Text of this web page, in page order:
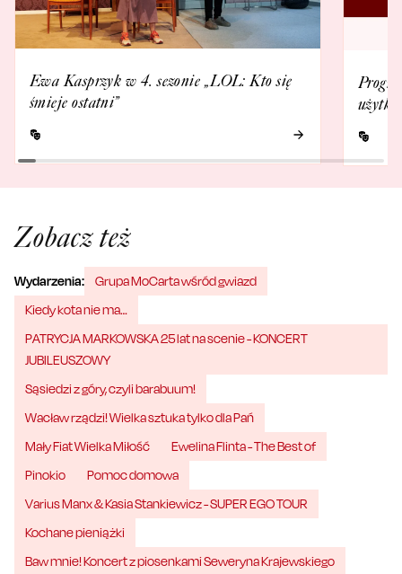
Ewa Kasprzyk w 4. sezonie „LOL: Kto się
śmieje ostatni”
Zobacz też
Wydarzenia:
Grupa MoCarta wśród gwiazd
Kiedy kota nie ma…
PATRYCJA MARKOWSKA 25 lat na scenie - KONCERT
JUBILEUSZOWY
Sąsiedzi z góry, czyli barabuum!
Wacław rządzi! Wielka sztuka tylko dla Pań
Mały Fiat Wielka Miłość
Ewelina Flinta - The Best of
Pinokio
Pomoc domowa
Varius Manx & Kasia Stankiewicz - SUPER EGO TOUR
Kochane pieniążki
Baw mnie! Koncert z piosenkami Seweryna Krajewskiego